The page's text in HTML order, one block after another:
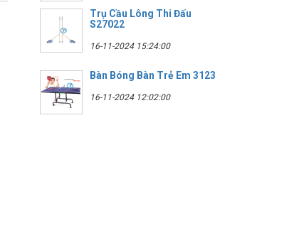
Trụ Cầu Lông Thi Đấu
S27022
16-11-2024 15:24:00
Bàn Bóng Bàn Trẻ Em 3123
16-11-2024 12:02:00